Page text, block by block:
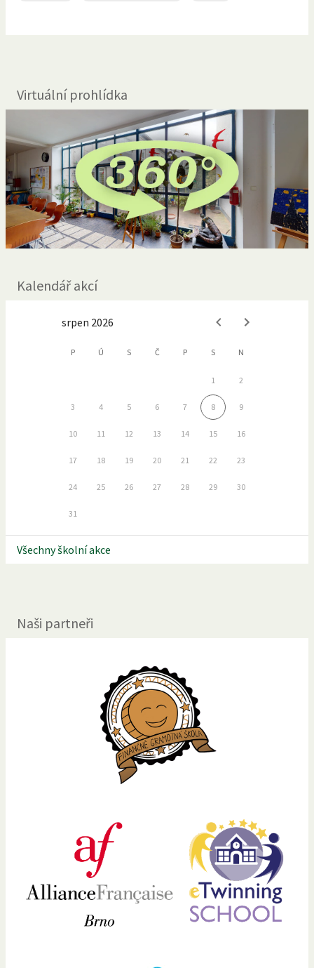
Virtuální prohlídka
Kalendář akcí
srpen 2026
P Ú S Č P S N
1 2
3 4 5 6 7 8 9
10 11 12 13 14 15 16
17 18 19 20 21 22 23
24 25 26 27 28 29 30
31
Všechny školní akce
Naši partneři